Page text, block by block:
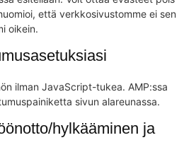
että verkkosivustomme ei sen
oikein.
ilman JavaScript-tukea. AMP:ssa
sivun alareunassa.
hylkääminen ja